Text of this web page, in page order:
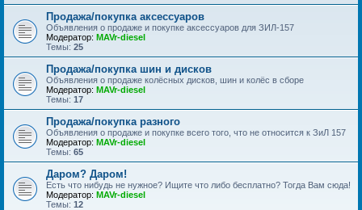
Продажа/покупка аксессуаров
Объявления о продаже и покупке аксессуаров для ЗИЛ-157
Модератор: MAVr-diesel
Темы: 25
Продажа/покупка шин и дисков
Объявления о продаже колёсных дисков, шин и колёс в сборе
Модератор: MAVr-diesel
Темы: 17
Продажа/покупка разного
Объявления о продаже и покупке всего того, что не относится к ЗиЛ 157
Модератор: MAVr-diesel
Темы: 65
Даром? Даром!
Есть что нибудь не нужное? Ищите что либо бесплатно? Тогда Вам сюда!
Модератор: MAVr-diesel
Темы: 12